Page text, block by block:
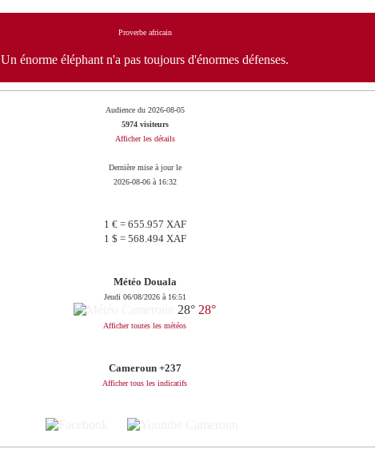
Proverbe africain
Un énorme éléphant n'a pas toujours d'énormes défenses.
Audience du 2026-08-05
5974 visiteurs
Afficher les détails
Dernière mise à jour le
2026-08-06 à 16:32
1 € = 655.957 XAF
1 $ = 568.494 XAF
Météo Douala
Jeudi 06/08/2026 à 16:51
28° 28°
Afficher toutes les météos
Cameroun +237
Afficher tous les indicatifs